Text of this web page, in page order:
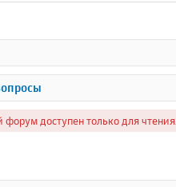
форум доступен только для чтения.